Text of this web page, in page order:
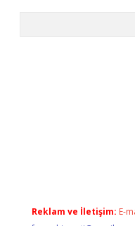
Reklam ve İletişim: E-